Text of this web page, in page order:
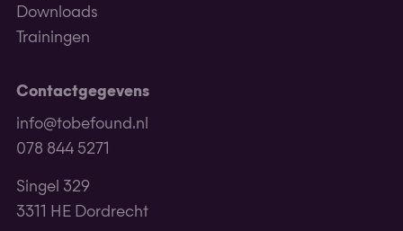
Downloads
Trainingen
Contactgegevens
info@tobefound.nl
078 844 5271
Singel 329
3311 HE Dordrecht